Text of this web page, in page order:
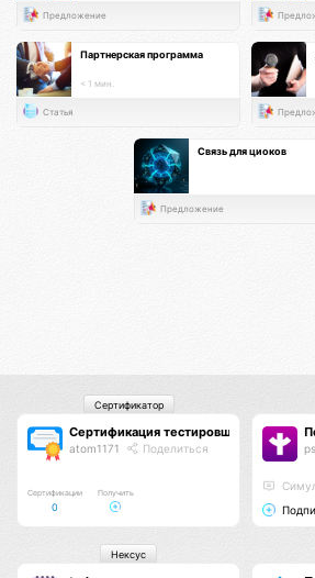
Предложение
Партнерская программа
< 1 мин.
Статья
Связь для циоков
Предложение
Сертификация тестировщиков Псионы
atom1171 Поделиться
Сертификации
0
Получить
Сертификатор
Нексус